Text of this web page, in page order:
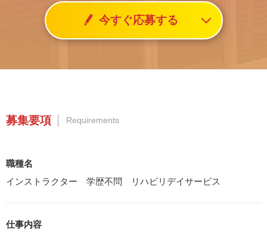
今すぐ応募する
募集要項 Requirements
職種名
インストラクター 学歴不問 リハビリデイサービス
仕事内容